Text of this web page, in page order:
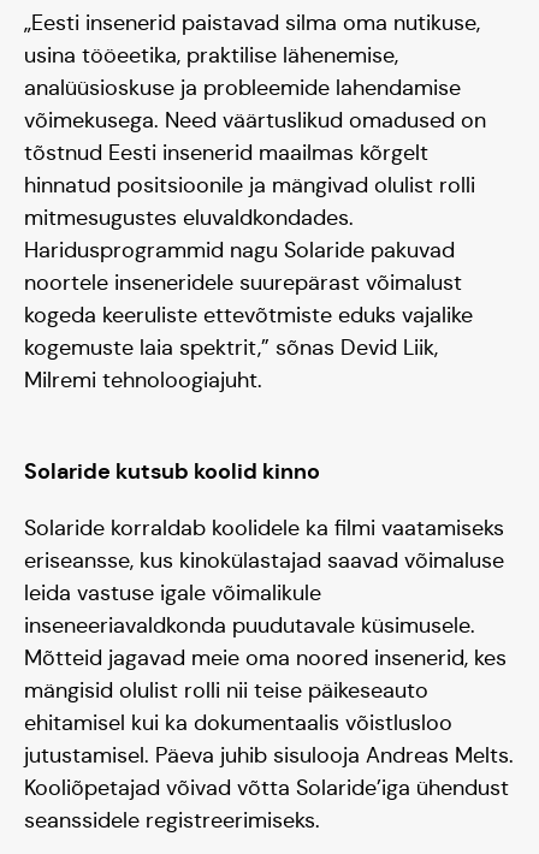
Blogi
„Eesti insenerid paistavad silma oma nutikuse,
usina tööeetika, praktilise lähenemise,
analüüsioskuse ja probleemide lahendamise
võimekusega. Need väärtuslikud omadused on
tõstnud Eesti insenerid maailmas kõrgelt
hinnatud positsioonile ja mängivad olulist rolli
mitmesugustes eluvaldkondades.
Haridusprogrammid nagu Solaride pakuvad
noortele inseneridele suurepärast võimalust
kogeda keeruliste ettevõtmiste eduks vajalike
kogemuste laia spektrit,” sõnas Devid Liik,
Milremi tehnoloogiajuht.
Solaride kutsub koolid kinno
Solaride korraldab koolidele ka filmi vaatamiseks
eriseansse, kus kinokülastajad saavad võimaluse
leida vastuse igale võimalikule
inseneeriavaldkonda puudutavale küsimusele.
Mõtteid jagavad meie oma noored insenerid, kes
mängisid olulist rolli nii teise päikeseauto
ehitamisel kui ka dokumentaalis võistlusloo
jutustamisel. Päeva juhib sisulooja Andreas Melts.
Kooliõpetajad võivad võtta Solaride’iga ühendust
seanssidele registreerimiseks.